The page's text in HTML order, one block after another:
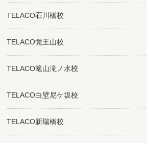
TELACO石川橋校
TELACO覚王山校
TELACO篭山滝ノ水校
TELACO白壁尼ケ坂校
TELACO新瑞橋校